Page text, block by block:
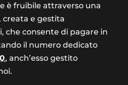
è fruibile attraverso una
e gestita
che consente di pagare in
il numero dedicato
, anch’esso gestito